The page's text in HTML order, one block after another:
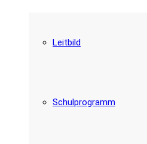
Leitbild
Schulprogramm